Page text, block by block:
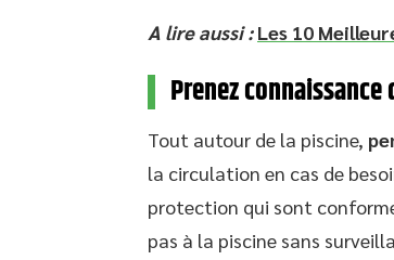
A lire aussi : Les 10
Prenez
Tout autour de la piscine,
la circulation en cas de
protection qui sont
pas à la piscine sans